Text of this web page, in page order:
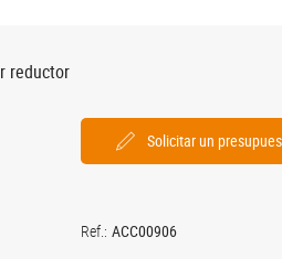
reductor
Solicitar un
Ref.: ACC00906